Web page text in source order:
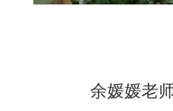
余媛媛老